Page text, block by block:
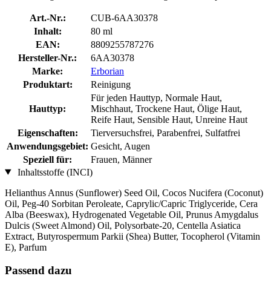
Art.-Nr.:
CUB-6AA30378
Inhalt:
80 ml
EAN:
8809255787276
Hersteller-Nr.:
6AA30378
Marke:
Erborian
Produktart:
Reinigung
Hauttyp:
Für jeden Hauttyp, Normale Haut,
Mischhaut, Trockene Haut, Ölige Haut,
Reife Haut, Sensible Haut, Unreine Haut
Eigenschaften:
Tierversuchsfrei, Parabenfrei, Sulfatfrei
Anwendungsgebiet: Gesicht, Augen
Speziell für:
Frauen, Männer
Inhaltsstoffe (INCI)
Helianthus Annus (Sunflower) Seed Oil, Cocos Nucifera (Coconut)
Oil, Peg-40 Sorbitan Peroleate, Caprylic/Capric Triglyceride, Cera
Alba (Beeswax), Hydrogenated Vegetable Oil, Prunus Amygdalus
Dulcis (Sweet Almond) Oil, Polysorbate-20, Centella Asiatica
Extract, Butyrospermum Parkii (Shea) Butter, Tocopherol (Vitamin
E), Parfum
Passend dazu